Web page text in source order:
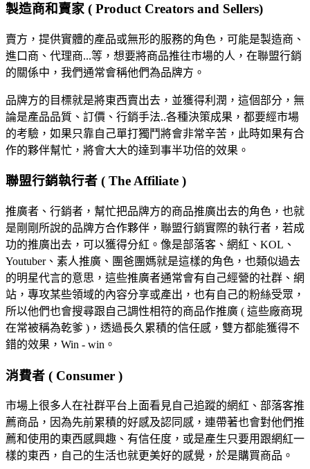
製造商和賣家 ( Product Creators and Sellers)
賣方，提供實體的產品或無形的服務的角色，可能是製造商、
進口商、代理商...等，想要將商品推往市場的人，在聯盟行銷
的關係中，我們通常會稱他們為品牌方。
品牌方的目標就是將東西賣出去，並獲得利潤，這個部分，無
論是產品品質、訂價、行銷手法..各種決策成果，都要經市場
的考驗，如果只靠自己單打獨鬥將會非常辛苦，此時如果有合
作的夥伴幫忙，將會大大的達到事半功倍的效果。
聯盟行銷執行者 ( The Affiliate )
推廣者、行銷者，幫忙把品牌方的商品推廣出去的角色，也就
是剛剛所說的品牌方合作夥伴，聯盟行銷實際的執行者，若成
功的推廣出去，可以獲得分紅。像是部落客、網紅、KOL、
Youtuber、素人推廣、團爸團媽就是這樣的角色，也類似過去
的明星代言的意思，這些推廣者通常會有自己經營的社群、網
站，專攻某些領域的內容分享或產出，也有自己的粉絲受眾，
所以他們也會搜尋跟自己調性相符的商品作推廣 ( 這些廠商現
在常被稱為乾爹 )，透過長久累積的信任感，雙方都能獲得不
錯的效果，Win - win。
消費者 ( Consumer )
市場上很多人在社群平台上面看見自己追蹤的網紅、部落客推
薦商品，因為先前累積的好感及認同感，連帶著也會對他們推
薦和使用的東西感興趣、有信任度，或是產生只要用跟網紅一
樣的東西，自己的生活也就更美好的感覺，於是購買商品。